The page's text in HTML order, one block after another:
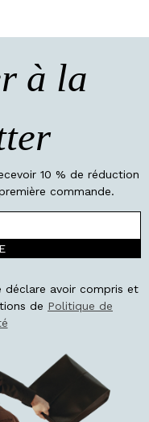
à la
10 % de réduction
commande.
avoir compris et
de Politique de